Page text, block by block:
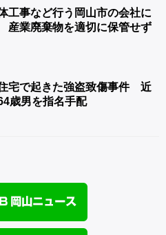
工事など行う岡山市の会社に
業廃棄物を適切に保管せず
宅で起きた強盗致傷事件 近
歳男を指名手配